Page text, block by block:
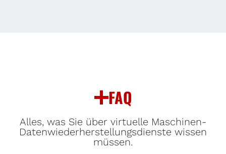
FAQ
Alles, was Sie über virtuelle Maschinen-
Datenwiederherstellungsdienste wissen
müssen.